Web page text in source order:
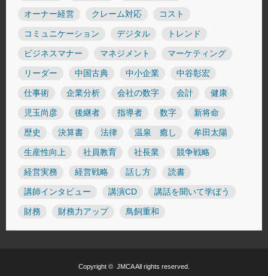
オーナー経営 クレーム対応 コスト
コミュニケーション デジタル トレンド
ビジネスマナー マネジメント マーケティング
リーダー 中国古典 中小企業 中谷彰宏
仕事術 企業分析 会社の数字 会計 健康
児玉尚彦 後継者 指導者 数字 新将命
歴史 決算書 法律 温泉 癒し 牟田太陽
生産性向上 社員教育 社長業 競争戦略
経営実務 経営戦略 話し方 読書
講師インタビュー 講演CD 講話を聞いて学ぼう
財務 財務力アップ 鳥飼重和
Copyright © JMCAAll rights reserved.